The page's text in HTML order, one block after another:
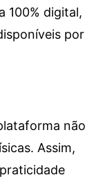
100% digital,
por
não
Assim,